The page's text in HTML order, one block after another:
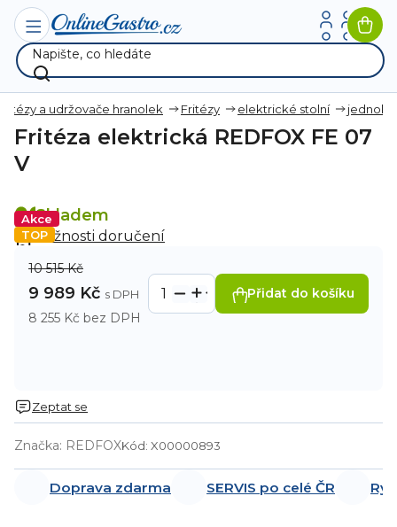
Přejít
obsah
a udržovače hranolek Fritézy elektrické stolní
Fritéza elektrická REDFOX FE 07
V
Akce
TOP
Značka: REDFOXKód: X00000893
Skladem
Možnosti doručení
10 515 Kč
9 989 Kč
8 255 Kč bez DPH
Přidat do košíku
Zeptat se
Doprava zdarma SERVIS po celé ČR